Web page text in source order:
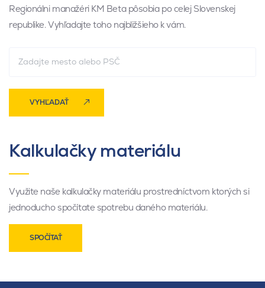
Regionálni manažéri KM Beta pôsobia po celej Slovenskej
republike. Vyhľadajte toho najbližšieho k vám.
VYHĽADAŤ
Kalkulačky materiálu
Využite naše kalkulačky materiálu prostredníctvom ktorých si
jednoducho spočítate spotrebu daného materiálu.
SPOČÍTAŤ